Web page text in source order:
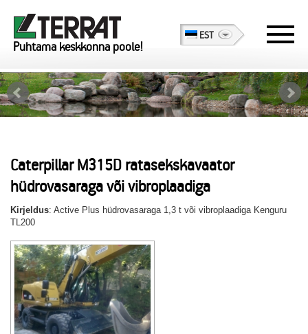
Puhtama keskkonna poole!
EST
Caterpillar M315D ratasekskavaator
hüdrovasaraga või vibroplaadiga
Kirjeldus: Active Plus hüdrovasaraga 1,3 t või vibroplaadiga Kenguru
TL200